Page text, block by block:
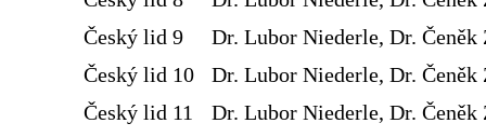
Český lid 9
Dr. Lubor Niederle, Dr. Čeněk
Český lid 10
Dr. Lubor Niederle, Dr. Čeněk
Český lid 11
Dr. Lubor Niederle, Dr. Čeněk